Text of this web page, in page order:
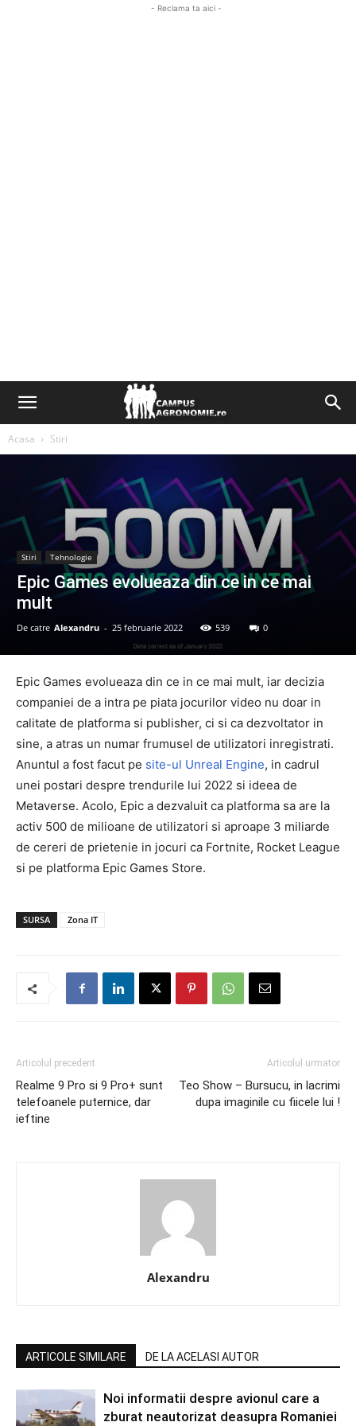
- Reclama ta aici -
Acasa Stiri
Stiri Tehnologie
Epic Games evolueaza din ce in ce mai
mult
De catre Alexandru - 25 februarie 2022 539 0
Epic Games evolueaza din ce in ce mai mult, iar decizia
companiei de a intra pe piata jocurilor video nu doar in
calitate de platforma si publisher, ci si ca dezvoltator in
sine, a atras un numar frumusel de utilizatori inregistrati.
Anuntul a fost facut pe site-ul Unreal Engine, in cadrul
unei postari despre trendurile lui 2022 si ideea de
Metaverse. Acolo, Epic a dezvaluit ca platforma sa are la
activ 500 de milioane de utilizatori si aproape 3 miliarde
de cereri de prietenie in jocuri ca Fortnite, Rocket League
si pe platforma Epic Games Store.
SURSA Zona IT
Articolul precedent
Realme 9 Pro si 9 Pro+ sunt
telefoanele puternice, dar
ieftine
Articolul urmator
Teo Show – Bursucu, in lacrimi
dupa imaginile cu fiicele lui !
Alexandru
ARTICOLE SIMILARE DE LA ACELASI AUTOR
Noi informatii despre avionul care a
zburat neautorizat deasupra Romaniei